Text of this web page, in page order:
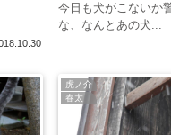
今日も犬がこないか
な、なんとあの犬...
虎ノ介
春太